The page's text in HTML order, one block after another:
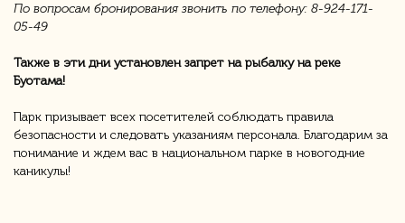
По вопросам бронирования звонить по телефону: 8-924-171-
05-49
Также в эти дни установлен запрет на рыбалку на реке
Буотама!
Парк призывает всех посетителей соблюдать правила
безопасности и следовать указаниям персонала. Благодарим за
понимание и ждем вас в национальном парке в новогодние
каникулы!